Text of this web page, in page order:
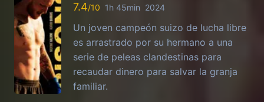
7.4 1h 45min 2024
Un joven campeón suizo de lucha libre
es arrastrado por su hermano a una
serie de peleas clandestinas para
recaudar dinero para salvar la granja
familiar.